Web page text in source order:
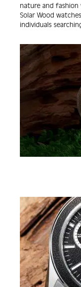
nature and fashion
Solar Wood
individuals